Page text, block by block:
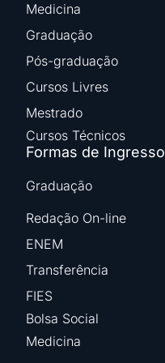
Medicina
Graduação
Pós-graduação
Cursos Livres
Mestrado
Cursos Técnicos
Formas de Ingresso
Graduação
Redação On-line
ENEM
Transferência
FIES
Bolsa Social
Medicina